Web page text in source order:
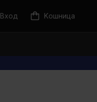
Вход Kошница